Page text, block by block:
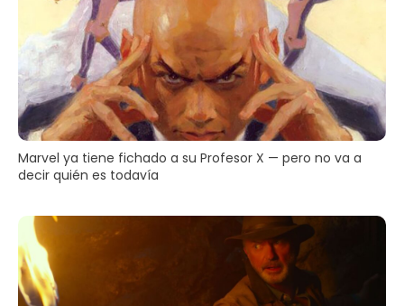
Marvel ya tiene fichado a su Profesor X — pero no va a
decir quién es todavía